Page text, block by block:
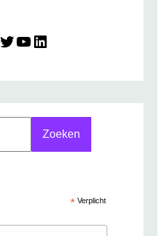
Twitter YouTube LinkedIn
Zoeken
*Verplicht